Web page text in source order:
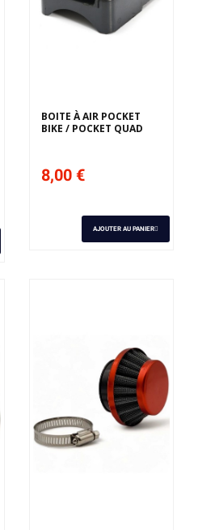
BOITE À AIR POCKET
BIKE / POCKET QUAD
8,00 €
AJOUTER AU PANIER